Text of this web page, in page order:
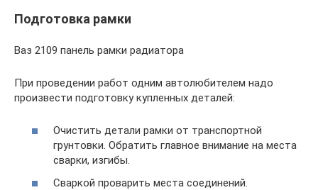
Подготовка рамки
Ваз 2109 панель рамки радиатора
При проведении работ одним автолюбителем надо
произвести подготовку купленных деталей:
Очистить детали рамки от транспортной
грунтовки. Обратить главное внимание на места
сварки, изгибы.
Сваркой проварить места соединений.